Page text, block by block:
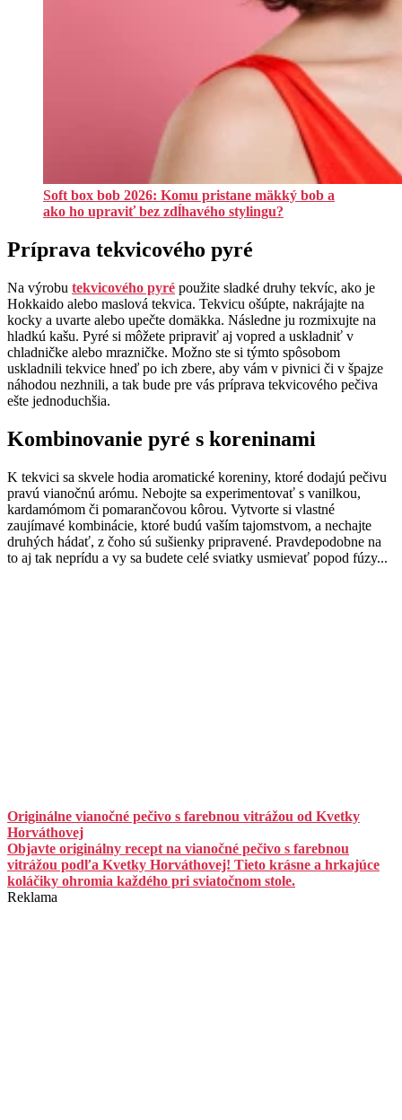
Soft box bob 2026: Komu pristane mäkký bob a
ako ho upraviť bez zdĺhavého stylingu?
Príprava tekvicového pyré
Na výrobu tekvicového pyré použite sladké druhy tekvíc, ako je
Hokkaido alebo maslová tekvica. Tekvicu ošúpte, nakrájajte na
kocky a uvarte alebo upečte domäkka. Následne ju rozmixujte na
hladkú kašu. Pyré si môžete pripraviť aj vopred a uskladniť v
chladničke alebo mrazničke. Možno ste si týmto spôsobom
uskladnili tekvice hneď po ich zbere, aby vám v pivnici či v špajze
náhodou nezhnili, a tak bude pre vás príprava tekvicového pečiva
ešte jednoduchšia.
Kombinovanie pyré s koreninami
K tekvici sa skvele hodia aromatické koreniny, ktoré dodajú pečivu
pravú vianočnú arómu. Nebojte sa experimentovať s vanilkou,
kardamómom či pomarančovou kôrou. Vytvorte si vlastné
zaujímavé kombinácie, ktoré budú vaším tajomstvom, a nechajte
druhých hádať, z čoho sú sušienky pripravené. Pravdepodobne na
to aj tak neprídu a vy sa budete celé sviatky usmievať popod fúzy...
Originálne vianočné pečivo s farebnou vitrážou od Kvetky
Horváthovej
Objavte originálny recept na vianočné pečivo s farebnou
vitrážou podľa Kvetky Horváthovej! Tieto krásne a hrkajúce
koláčiky ohromia každého pri sviatočnom stole.
Reklama